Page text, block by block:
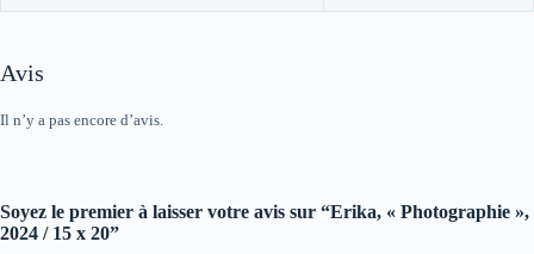
Avis
Il n’y a pas encore d’avis.
Soyez le premier à laisser votre avis sur “Erika, « Photographie »,
2024 / 15 x 20”